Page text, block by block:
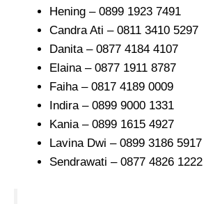
Hening – 0899 1923 7491
Candra Ati – 0811 3410 5297
Danita – 0877 4184 4107
Elaina – 0877 1911 8787
Faiha – 0817 4189 0009
Indira – 0899 9000 1331
Kania – 0899 1615 4927
Lavina Dwi – 0899 3186 5917
Sendrawati – 0877 4826 1222